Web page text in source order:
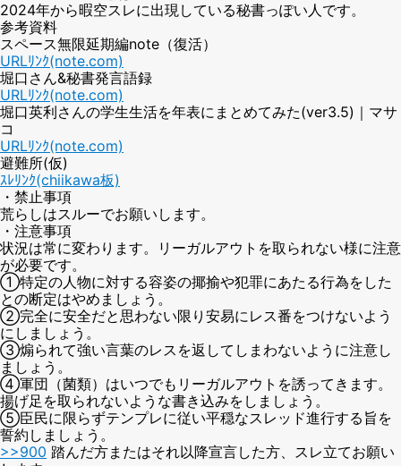
2024年から暇空スレに出現している秘書っぽい人です。
参考資料
スペース無限延期編note（復活）
URLﾘﾝｸ(note.com)
堀口さん&秘書発言語録
URLﾘﾝｸ(note.com)
堀口英利さんの学生生活を年表にまとめてみた(ver3.5)｜マサ
コ
URLﾘﾝｸ(note.com)
避難所(仮)
ｽﾚﾘﾝｸ(chiikawa板)
・禁止事項
荒らしはスルーでお願いします。
・注意事項
状況は常に変わります。リーガルアウトを取られない様に注意
が必要です。
①特定の人物に対する容姿の揶揄や犯罪にあたる行為をした
との断定はやめましょう。
②完全に安全だと思わない限り安易にレス番をつけないよう
にしましょう。
③煽られて強い言葉のレスを返してしまわないように注意し
ましょう。
④軍団（菌類）はいつでもリーガルアウトを誘ってきます。
揚げ足を取られないような書き込みをしましょう。
⑤臣民に限らずテンプレに従い平穏なスレッド進行する旨を
誓約しましょう。
>>900 踏んだ方またはそれ以降宣言した方、スレ立てお願い